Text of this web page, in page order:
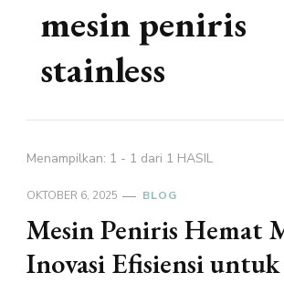
mesin peniris
stainless
Menampilkan: 1 - 1 dari 1 HASIL
OKTOBER 6, 2025 BLOG
Mesin Peniris Hemat
Inovasi Efisiensi untuk